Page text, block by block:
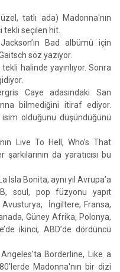
tatlı ada) Madonna'nın
tekli seçilen hit.
Bad albümü için
söz yazıyor.
halinde yayınlıyor. Sonra
Caye adasındaki San
bilmediğini itiraf ediyor.
olduğunu düşündüğünü
Live To Hell, Who’s That
da yaratıcısı bu
Isla Bonita, aynı yıl Avrupa’a
soul, pop füzyonu yapıt
İngiltere, Fransa,
Güney Afrika, Polonya,
ikinci, ABD’de dördüncü
Borderline, Like a
Madonna'nın bir dizi